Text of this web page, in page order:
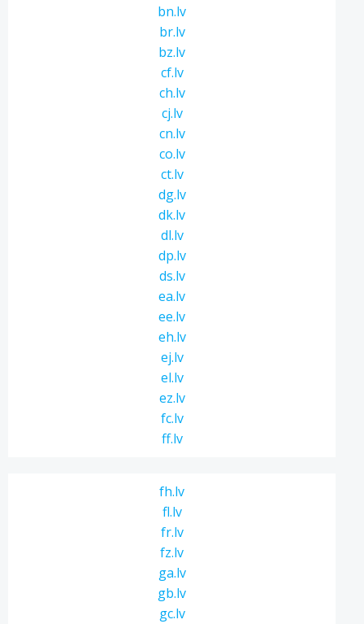
bn.lv
br.lv
bz.lv
cf.lv
ch.lv
cj.lv
cn.lv
co.lv
ct.lv
dg.lv
dk.lv
dl.lv
dp.lv
ds.lv
ea.lv
ee.lv
eh.lv
ej.lv
el.lv
ez.lv
fc.lv
ff.lv
fh.lv
fl.lv
fr.lv
fz.lv
ga.lv
gb.lv
gc.lv